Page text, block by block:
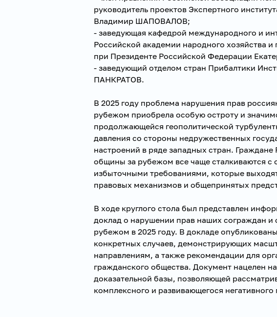
руководитель проектов Экспертного
Владимир ШАПОВАЛОВ;
- заведующая кафедрой международного и
Российской академии народного хозяйства
при Президенте Российской Федерации
- заведующий отделом стран Прибалтики
ПАНКРАТОВ.
В 2025 году проблема нарушения прав
рубежом приобрела особую остроту и
продолжающейся геополитической
давления со стороны недружественных
настроений в ряде западных стран.
общины за рубежом все чаще сталкиваются с
избыточными требованиями, которые
правовых механизмов и общепринятых
В ходе круглого стола был представлен
доклад о нарушении прав наших сограждан и
рубежом в 2025 году. В докладе
конкретных случаев, демонстрирующих
направлениям, а также рекомендации для
гражданского общества. Документ нацелен
доказательной базы, позволяющей
комплексного и развивающегося негативного